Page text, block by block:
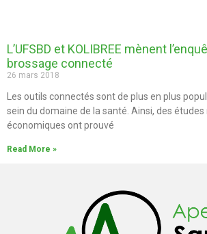
L’UFSBD et KOLIBREE mènent
brossage connecté
26 mars 2018
Les outils connectés sont de plus en plus
sein du domaine de la santé. Ainsi, des études
économiques ont prouvé
Read More »